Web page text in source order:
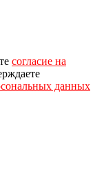
согласие на
данных